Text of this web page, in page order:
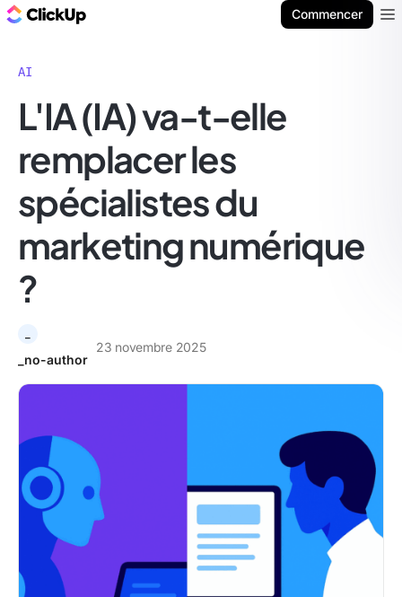
Commencer
AI
L'IA (IA) va-t-elle
remplacer les
spécialistes du
marketing numérique
?
_no-author
23 novembre 2025